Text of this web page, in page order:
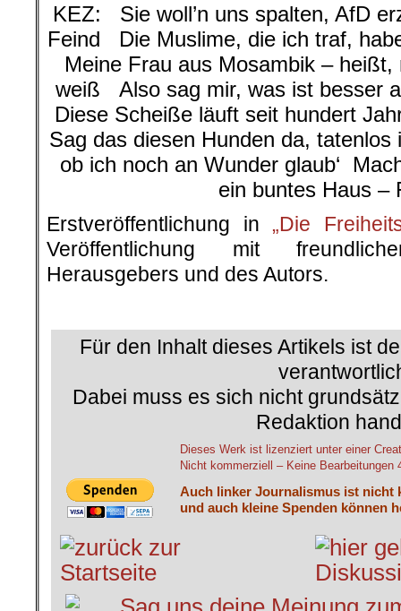
KEZ: Sie woll’n uns spalten, AfD
Feind Die Muslime, die ich traf,
Meine Frau aus Mosambik –
weiß Also sag mir, was ist besser
Diese Scheiße läuft seit hundert
Sag das diesen Hunden da,
ob ich noch an Wunder glaub‘
ein buntes Haus –
Erstveröffentlichung in „Die
Veröffentlichung mit
Herausgebers und des Autors.
Für den Inhalt dieses Artikels ist
Dabei muss es sich nicht
Redaktion
Dieses Werk ist lizenziert unter einer
Nicht kommerziell – Keine Bearbeitungen
Auch linker Journalismus ist nicht
und auch kleine Spenden können